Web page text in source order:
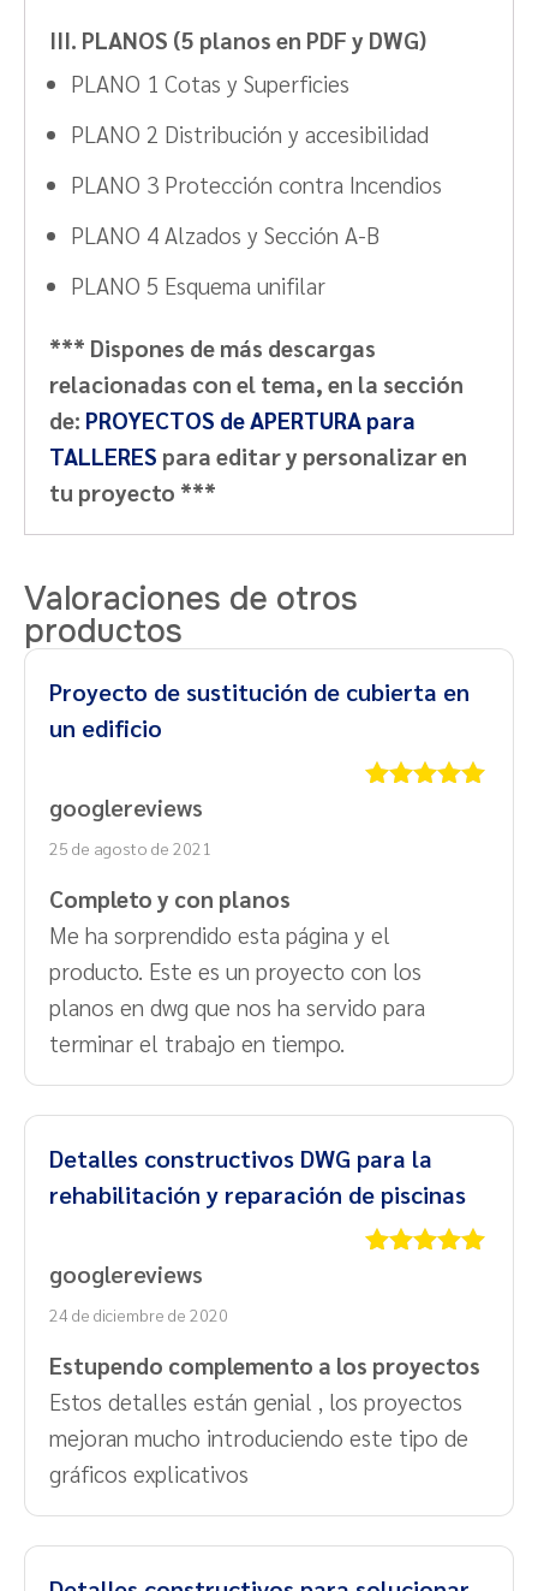
III. PLANOS (5 planos en PDF y DWG)
PLANO 1 Cotas y Superficies
PLANO 2 Distribución y accesibilidad
PLANO 3 Protección contra Incendios
PLANO 4 Alzados y Sección A-B
PLANO 5 Esquema unifilar
*** Dispones de más descargas
relacionadas con el tema, en la sección
de: PROYECTOS de APERTURA para
TALLERES para editar y personalizar en
tu proyecto ***
Valoraciones de otros
productos
Proyecto de sustitución de cubierta en
un edificio
googlereviews
25 de agosto de 2021
Completo y con planos
Me ha sorprendido esta página y el
producto. Este es un proyecto con los
planos en dwg que nos ha servido para
terminar el trabajo en tiempo.
Detalles constructivos DWG para la
rehabilitación y reparación de piscinas
googlereviews
24 de diciembre de 2020
Estupendo complemento a los proyectos
Estos detalles están genial , los proyectos
mejoran mucho introduciendo este tipo de
gráficos explicativos